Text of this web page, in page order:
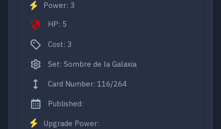
Power: 3
HP: 5
Cost: 3
Set: Sombre de la Galaxia
Card Number: 116/264
Published:
Upgrade Power: